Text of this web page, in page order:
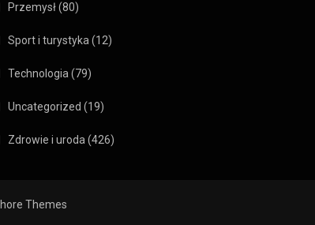
Przemysł(80)
Sport i turystyka (12)
Technologia (79)
Uncategorized (19)
Zdrowie i uroda (426)
Themes